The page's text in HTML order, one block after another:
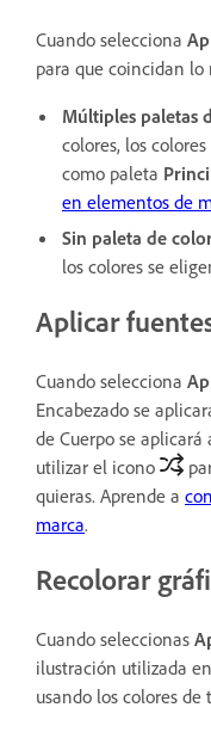
Cuando selecciona
para que coincidan lo
Múltiples paletas
colores, los
como paleta
en elementos de
Sin paleta de
los colores se
Aplicar
Cuando selecciona
Encabezado se
de Cuerpo se
utilizar el icono
quieras. Aprende a
marca.
Recolorar
Cuando seleccionas
ilustración utilizada
usando los colores de